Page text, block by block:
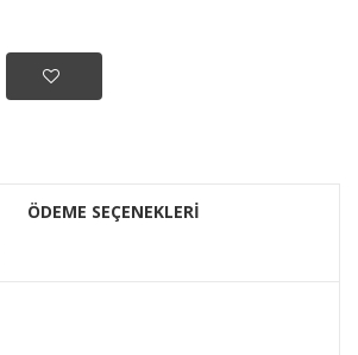
ÖDEME SEÇENEKLERİ